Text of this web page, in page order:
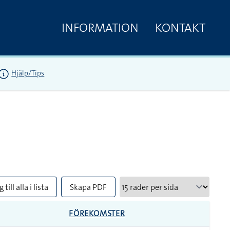
INFORMATION KONTAKT
Hjälp/Tips
till alla i lista Skapa PDF
FÖREKOMSTER